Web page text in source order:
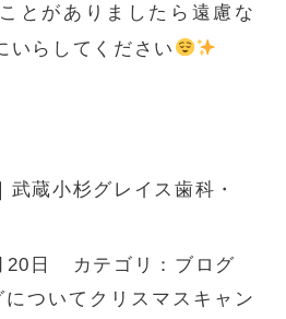
とがありましたら遠慮な
いらしてください
｜武蔵小杉グレイス歯科・
日 カテゴリ： ブログ
ついて クリスマスキャン